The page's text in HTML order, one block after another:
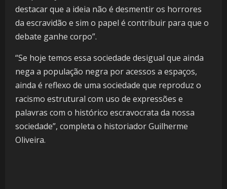
destacar que a ideia não é desmentir os horrores
da escravidão e sim o papel é contribuir para que o
debate ganhe corpo”.
“Se hoje temos essa sociedade desigual que ainda
nega a população negra por acessos a espaços,
ainda é reflexo de uma sociedade que reproduz o
racismo estrutural com uso de expressões e
palavras com o histórico escravocrata da nossa
sociedade”, completa o historiador Guilherme
Oliveira.